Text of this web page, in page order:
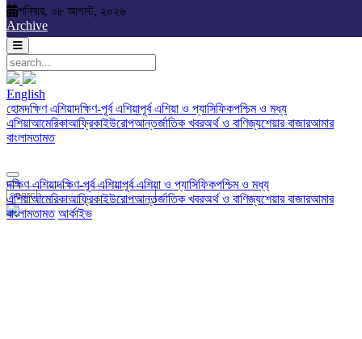
শনিবার, ০৮ আগস্ট, ২০২৬
Archive
English
হোমদক্ষিণ এশিয়াদক্ষিণ-পূর্ব এশিয়াপূর্ব এশিয়া ও প্যাসিফিকপশ্চিম ও মধ্য
এশিয়াআমেরিকাআফ্রিকাইউরোপআন্তর্জাতিক খবরঅর্থ ও বাণিজ্যশেয়ার বাজারআমার
বাংলামতামত
দক্ষিণ এশিয়াদক্ষিণ-পূর্ব এশিয়াপূর্ব এশিয়া ও প্যাসিফিকপশ্চিম ও মধ্য
এশিয়াআমেরিকাআফ্রিকাইউরোপআন্তর্জাতিক খবরঅর্থ ও বাণিজ্যশেয়ার বাজারআমার
বাংলামতামত আর্কাইভ
Saturday, 08 August, 2026
English
দক্ষিণ এশিয়া দক্ষিণ-পূর্ব এশিয়া পূর্ব এশিয়া ও প্যাসিফিক পশ্চিম ও মধ্য
এশিয়াআমেরিকাআফ্রিকাইউরোপআন্তর্জাতিক খবরঅর্থ ও বাণিজ্যশেয়ার বাজার
বাংলামতামত Photo VideoArchive English